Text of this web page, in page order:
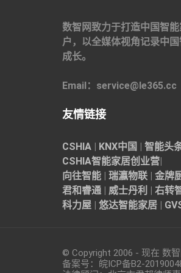
数智网致力于打造中国智
户，以全媒体视角记录中
成长。
Email：service@le365.cc
友情链接
CSHIA | KNX中国 | 智能头
CSHIA智能家居创业营|
向往智能 | 瑞瀛物联 | 金牌
君和睿通 | 威士丹利 | 右转
科力屋 | 悠达智能家居 |
© Copyright 2006 - 现在 数
备案号： 皖ICP备B2-